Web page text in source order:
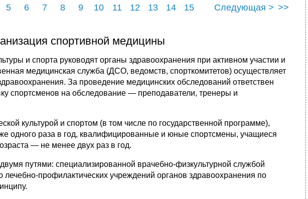
5 6 7 8 9 10 11 12 13 14
15
Следующая > >>
спортивной медицины
и спорта руководят органы здравоохранения при активном участии и
медицинская служба (ДСО, ведомств, спорткомитетов) осуществляет
За проведение медицинских обследований ответствен
спортсменов на обследование — преподаватели, тренеры и
культурой и спортом (в том числе по государственной программе),
одного раза в год, квалифицированные и юные спортсмены, учащиеся
— не менее двух раз в год.
путями: специализированной врачебно-физкультурной службой
профилактических учреждений органов здравоохранения по